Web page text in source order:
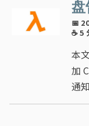
盘
📅
☕ 5
本
加
通知